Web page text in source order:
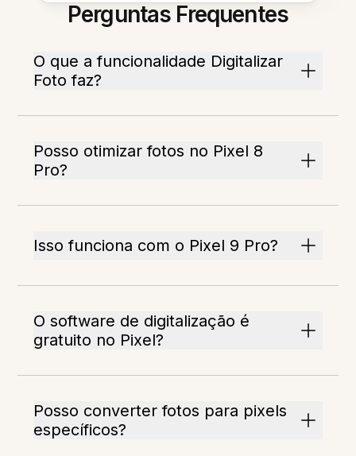
Perguntas Frequentes
O que a funcionalidade Digitalizar
Foto faz?
Posso otimizar fotos no Pixel 8
Pro?
Isso funciona com o Pixel 9 Pro?
O software de digitalização é
gratuito no Pixel?
Posso converter fotos para pixels
específicos?